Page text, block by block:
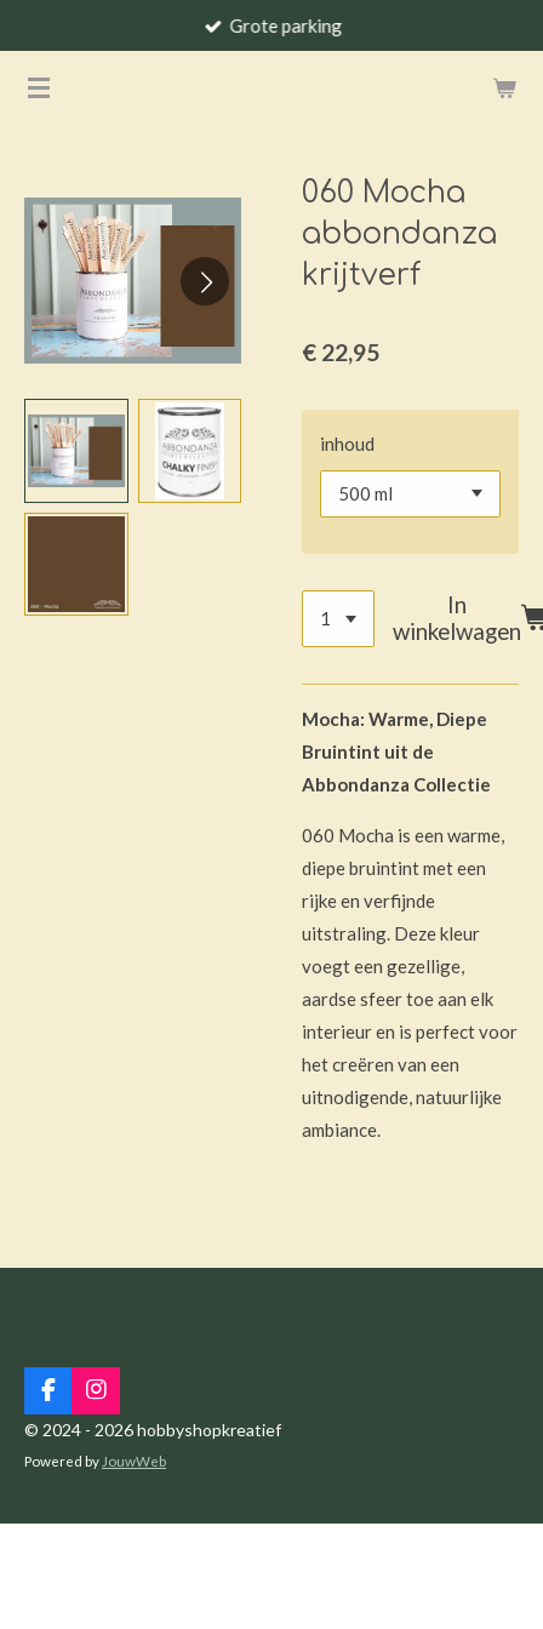
naar
Grote parking
060 Mocha
abbondanza
krijtverf
€ 22,95
inhoud
In
winkelwagen
Mocha: Warme, Diepe
Bruintint uit de
Abbondanza Collectie
060 Mocha is een warme,
diepe bruintint met een
rijke en verfijnde
uitstraling. Deze kleur
voegt een gezellige,
aardse sfeer toe aan elk
interieur en is perfect voor
het creëren van een
uitnodigende, natuurlijke
ambiance.
F
a
c
e
o
I
n
s
t
r
© 2024 - 2026 hobbyshopkreatief
Powered by JouwWeb